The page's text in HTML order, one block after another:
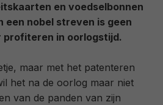
en voedselbonnen
een nobel streven is geen
profiteren in oorlogstijd.
maar met het patenteren
het na de oorlog maar niet
van de panden van zijn